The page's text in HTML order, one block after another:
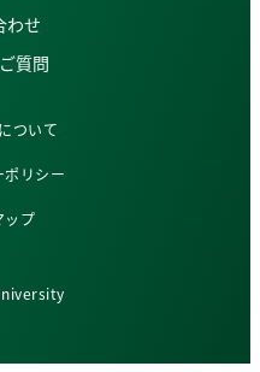
わせ
質問
ついて
ポリシー
ップ